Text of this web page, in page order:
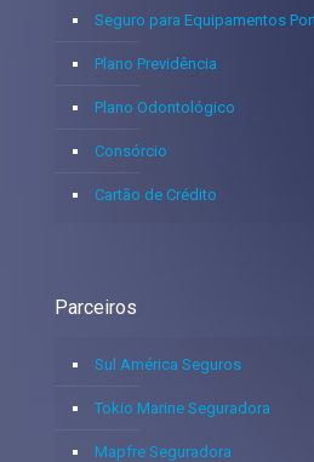
Seguro para Equipamentos
Plano Previdência
Plano Odontológico
Consórcio
Cartão de Crédito
Parceiros
Sul América Seguros
Tokio Marine Seguradora
Mapfre Seguradora